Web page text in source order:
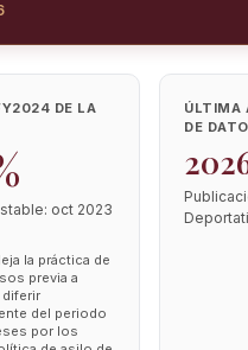
DE LA
oct 2023
la práctica de
previa a
diferir
del periodo
por los
ÚLTIMA
DE